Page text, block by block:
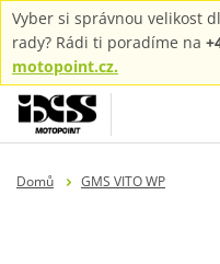
Vyber si správnou velikost
rady? Rádi ti poradíme na
motopoint.cz.
Domů
GMS VITO WP